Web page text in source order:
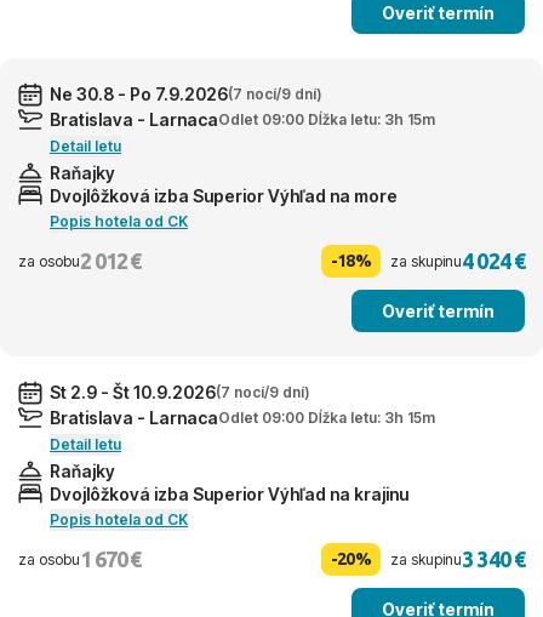
Overiť termín
Ne 30.8 - Po 7.9.2026(7 nocí/9 dní)
Bratislava - LarnacaOdlet 09:00 Dĺžka letu: 3h 15m
Detail letu
Raňajky
Dvojlôžková izba Superior Výhľad na more
Popis hotela od CK
za osobu2 012 € -18% za skupinu4 024 €
Overiť termín
St 2.9 - Št 10.9.2026(7 nocí/9 dní)
Bratislava - LarnacaOdlet 09:00 Dĺžka letu: 3h 15m
Detail letu
Raňajky
Dvojlôžková izba Superior Výhľad na krajinu
Popis hotela od CK
za osobu 1 670 € -20% za skupinu3 340 €
Overiť termín